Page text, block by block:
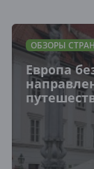
ОБЗОРЫ СТРАН
Европа